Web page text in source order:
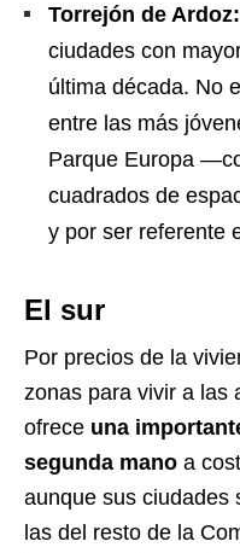
Torrejón de Ardoz:
ciudades con
última década. No
entre las más
Parque Europa
cuadrados de
y por ser referente
El sur
Por precios de la
zonas para vivir a las
ofrece una
segunda mano a
aunque sus ciudades
las del resto de la